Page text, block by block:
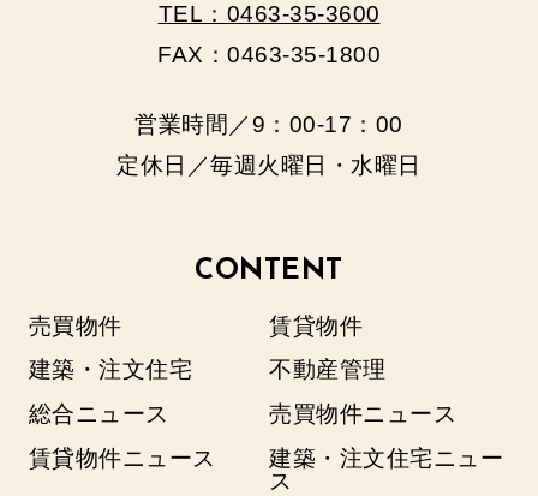
TEL：0463-35-3600
FAX：0463-35-1800
営業時間／9：00‐17：00
定休日／毎週火曜日・水曜日
CONTENT
売買物件
賃貸物件
建築・注文住宅
不動産管理
総合ニュース
売買物件ニュース
賃貸物件ニュース
建築・注文住宅ニュー
ス